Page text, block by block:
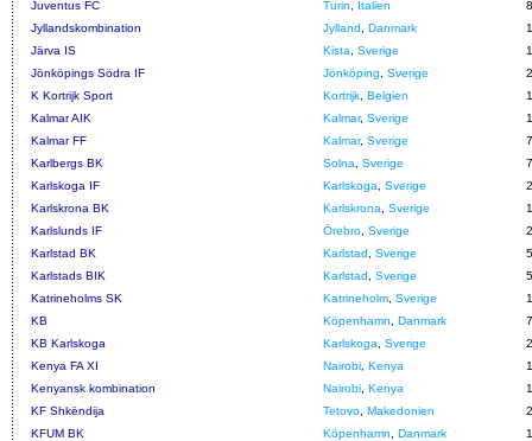
Juventus FC Turin Italien
8
Jyllandskombination
Jylland Danmark
1
Järva IS
Kista Sverige
1
Jönköpings Södra IF
Jönköping Sverige
K Kortrijk Sport
Kortrijk Belgien
1
Kalmar AIK
Kalmar, Sverige
1
Kalmar FF
Kalmar, Sverige
Karlbergs BK
Solna Sverige
7
Karlskoga IF
Karlskoga Sverige
2
Karlskrona BK
Karlskrona Sverige
1
Karlslunds IF
Örebro Sverige
2
Karlstad BK
Karlstad Sverige
5
Karlstads BIK
Karlstad Sverige
5
Katrineholms SK
Katrineholm Sverige
1
KB
Köpenhamn Danmark
7
KB Karlskoga
Karlskoga Sverige
2
Kenya FA XI
Nairobi Kenya
1
Kenyansk kombination
Nairobi Kenya
1
KF Shkëndija
Tetovo Makedonien
2
KFUM BK
Köpenhamn Danmark
1